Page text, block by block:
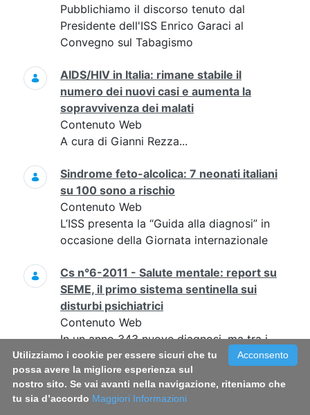
Pubblichiamo il discorso tenuto dal
Presidente dell'ISS Enrico Garaci al
Convegno sul Tabagismo
AIDS/HIV in Italia: rimane stabile il
numero dei nuovi casi e aumenta la
sopravvivenza dei malati
Contenuto Web
A cura di Gianni Rezza...
Sindrome feto-alcolica: 7 neonati italiani
su 100 sono a rischio
Contenuto Web
L’ISS presenta la “Guida alla diagnosi” in
occasione della Giornata internazionale
Cs n°6-2011 - Salute mentale: report su
SEME, il primo sistema sentinella sui
disturbi psichiatrici
Contenuto Web
In un anno 343 nuove diagnosi, ma tra i
primi sintomi e l’accesso ai servizi un
ritardo di almeno 4 anni per la metà dei
pazienti
Acconsento
Utilizziamo i cookie per essere sicuri che tu
possa avere la migliore esperienza sul
nostro sito. Se vai avanti nella navigazione, riteniamo che
tu sia d’accordo Maggiori Informazioni